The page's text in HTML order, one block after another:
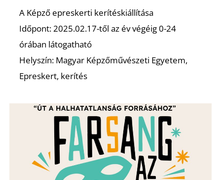
A Képző epreskerti kerítéskiállítása
Időpont: 2025.02.17-től az év végéig 0-24
órában látogatható
Helyszín: Magyar Képzőművészeti Egyetem,
Epreskert, kerítés